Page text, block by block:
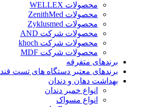
محصولات WELLEX
محصولات ZenithMed
محصولات Zyklusmed
محصولات شرکت AND
محصولات شرکت khoch
محصولات شرکت MDF
برندهای متفرقه
برندهای معتبر دستگاه های تست قند
بهداشت دهان و دندان
انواع خمیر دندان
انواع مسواک